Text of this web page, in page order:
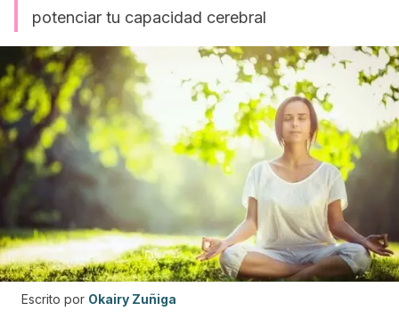
potenciar tu capacidad cerebral
Escrito por Okairy Zuñiga